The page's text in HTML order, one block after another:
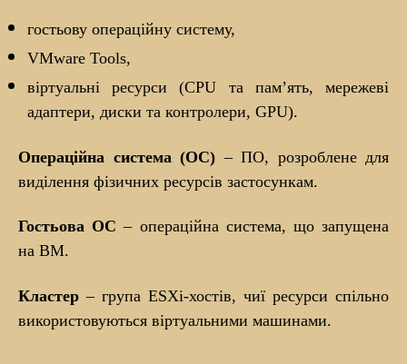
гостьову операційну систему,
VMware Tools,
віртуальні ресурси (CPU та пам’ять, мережеві
адаптери, диски та контролери, GPU).
Операційна система (ОС) – ПО, розроблене для
виділення фізичних ресурсів застосункам.
Гостьова ОС – операційна система, що запущена
на ВМ.
Кластер – група ESXi-хостів, чиї ресурси спільно
використовуються віртуальними машинами.